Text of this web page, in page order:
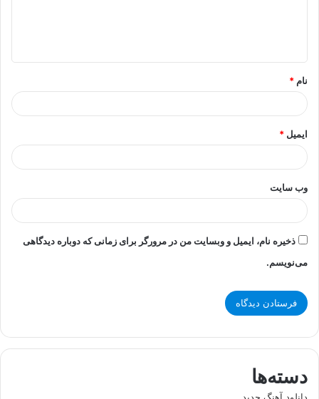
*
نام *
ایمیل *
وب‌ سایت
ذخیره نام، ایمیل و وبسایت من در مرورگر برای زمانی که دوباره دیدگاهی
می‌نویسم.
دسته‌ها
دانلود آهنگ جدید